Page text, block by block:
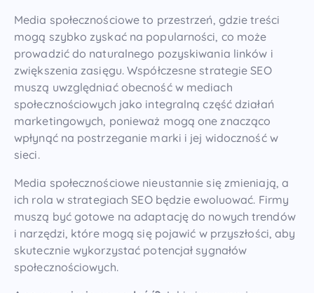
Media społecznościowe to przestrzeń, gdzie treści
mogą szybko zyskać na popularności, co może
prowadzić do naturalnego pozyskiwania linków i
zwiększenia zasięgu. Współczesne strategie SEO
muszą uwzględniać obecność w mediach
społecznościowych jako integralną część działań
marketingowych, ponieważ mogą one znacząco
wpłynąć na postrzeganie marki i jej widoczność w
sieci.
Media społecznościowe nieustannie się zmieniają, a
ich rola w strategiach SEO będzie ewoluować. Firmy
muszą być gotowe na adaptację do nowych trendów
i narzędzi, które mogą się pojawić w przyszłości, aby
skutecznie wykorzystać potencjał sygnałów
społecznościowych.